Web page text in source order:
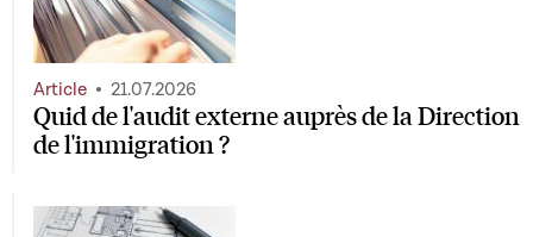
Quid de l'audit externe auprès de la Direction
de l'immigration ?
Article 21.07.2026